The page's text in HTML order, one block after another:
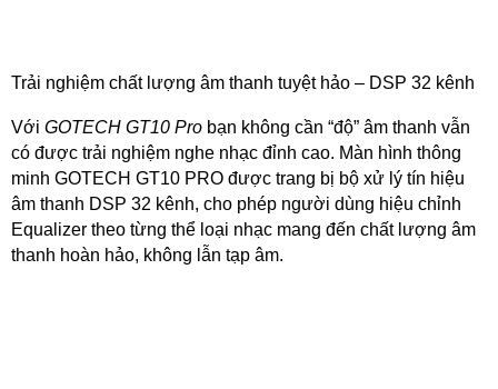
Trải nghiệm chất lượng âm thanh tuyệt hảo – DSP 32 kênh
Với GOTECH GT10 Pro bạn không cần “độ” âm thanh vẫn
có được trải nghiệm nghe nhạc đỉnh cao. Màn hình thông
minh GOTECH GT10 PRO được trang bị bộ xử lý tín hiệu
âm thanh DSP 32 kênh, cho phép người dùng hiệu chỉnh
Equalizer theo từng thể loại nhạc mang đến chất lượng âm
thanh hoàn hảo, không lẫn tạp âm.